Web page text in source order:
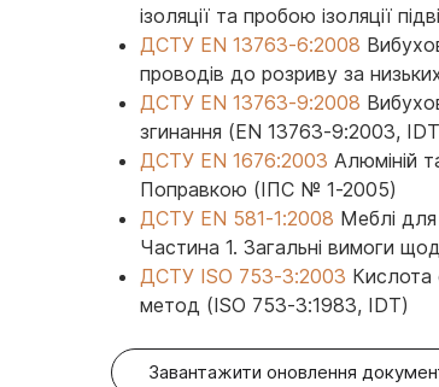
ізоляції та пробою ізоляції
ДСТУ EN 13763-6:2008
проводів до розриву за
ДСТУ EN 13763-9:2008
згинання (EN 13763-9:2003,
ДСТУ EN 1676:2003 Алюміній
Поправкою (ІПС № 1-2005)
ДСТУ EN 581-1:2008 Меблі для
Частина 1. Загальні вимоги
ДСТУ ISO 753-3:2003 Кислота
метод (ISO 753-3:1983, IDT)
Завантажити оновлення